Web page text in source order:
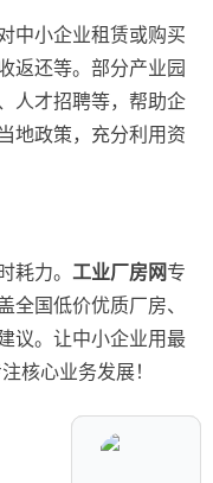
中小企业租赁或购买
返还等。部分产业园
人才招聘等，帮助企
地政策，充分利用资
耗力。 工业厂房网专
全国低价优质厂房、
议。让中小企业用最
核心业务发展！